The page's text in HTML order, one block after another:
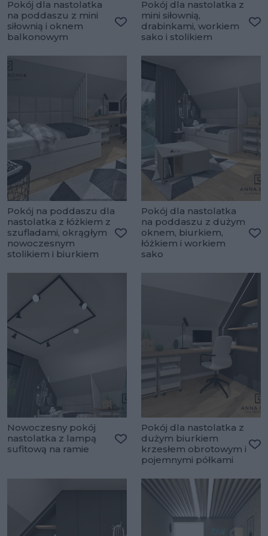
Pokój dla nastolatka
na poddaszu z mini
siłownią i oknem
balkonowym
Dodaj do ulubionych
Pokój dla nastolatka z
mini siłownią,
drabinkami, workiem
sako i stolikiem
Pokój na poddaszu dla
nastolatka z łóżkiem z
szufladami, okrągłym
nowoczesnym
stolikiem i biurkiem
Dodaj do ulubionych
Pokój dla nastolatka
na poddaszu z dużym
oknem, biurkiem,
łóżkiem i workiem
sako
Nowoczesny pokój
nastolatka z lampą
sufitową na ramie
Dodaj do ulubionych
Pokój dla nastolatka z
dużym biurkiem
krzesłem obrotowym i
pojemnymi półkami